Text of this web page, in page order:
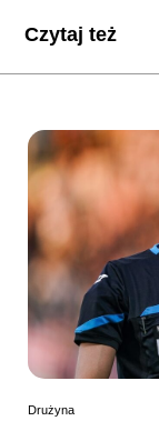
Czytaj też
Drużyna